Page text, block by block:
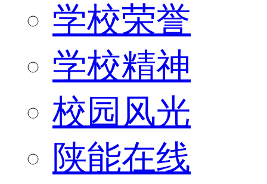
学校荣誉
学校精神
校园风光
陕能在线